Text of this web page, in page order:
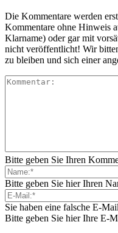
Die Kommentare werden
Kommentare ohne Hinweis
Klarname) oder gar mit
nicht veröffentlicht! Wir
zu bleiben und sich einer
Bitte geben Sie Ihren
Bitte geben Sie hier Ihren
Sie haben eine falsche E-
Bitte geben Sie hier Ihre E-